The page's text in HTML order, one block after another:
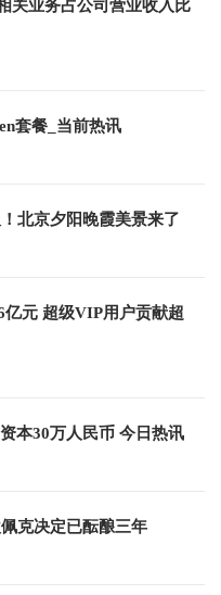
关业务占公司营业收入比
套餐_当前热讯
北京夕阳晚霞美景来了
元 超级VIP用户贡献超
本30万人民币 今日热讯
克决定已酝酿三年